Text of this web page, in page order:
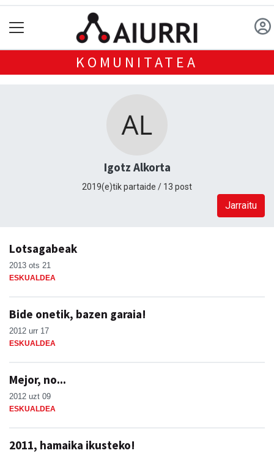
KOMUNITATEA
Igotz Alkorta
2019(e)tik partaide / 13 post
Jarraitu
Lotsagabeak
2013 ots 21
ESKUALDEA
Bide onetik, bazen garaia!
2012 urr 17
ESKUALDEA
Mejor, no...
2012 uzt 09
ESKUALDEA
2011, hamaika ikusteko!